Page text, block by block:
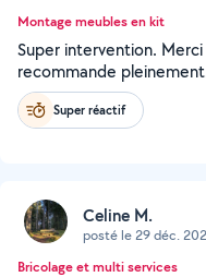
Montage meubles en kit
Super intervention.
recommande
Super réactif
Celine M.
posté le 29 déc.
Bricolage et multi services